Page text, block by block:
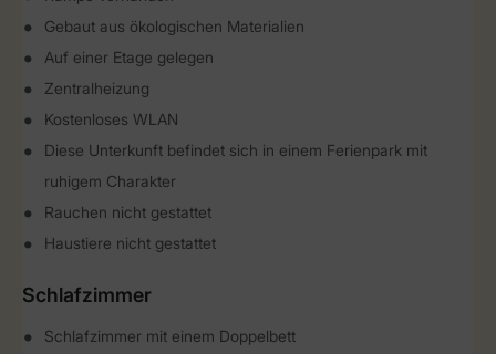
Gebaut aus ökologischen Materialien
Auf einer Etage gelegen
Zentralheizung
Kostenloses WLAN
Diese Unterkunft befindet sich in einem Ferienpark mit
ruhigem Charakter
Rauchen nicht gestattet
Haustiere nicht gestattet
Schlafzimmer
Schlafzimmer mit einem Doppelbett